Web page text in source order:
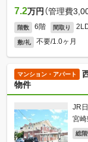
7.2万円 （管理費
階数 6階 間取り
敷/礼 不要/1.0ヶ月
マンション・アパート
物件
JR
宮
総